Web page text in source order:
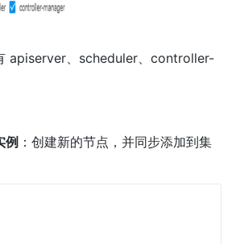
apiserver、scheduler、controller-
例 ：创建新的节点，并同步添加到集